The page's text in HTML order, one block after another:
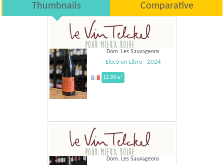
Thumbnails Comparative
Dom. Les Sauvageons
Electron Libre - 2024
15,00 €*
Dom. Les Sauvageons